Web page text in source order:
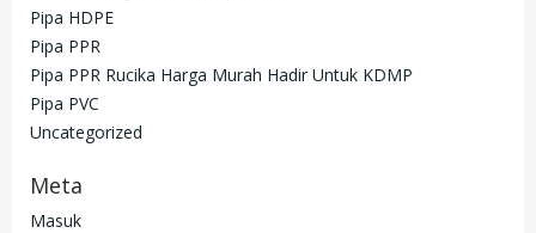
Pipa HDPE
Pipa PPR
Pipa PPR Rucika Harga Murah Hadir Untuk KDMP
Pipa PVC
Uncategorized
Meta
Masuk